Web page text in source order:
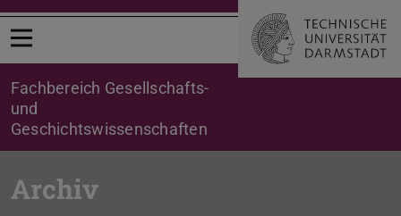
Open menu
Fachbereich Gesellschafts-
und
Geschichtswissenschaften
Archiv